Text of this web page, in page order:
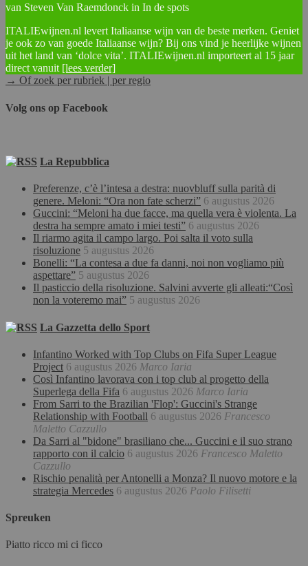
van Steven Van Raemdonck in In de spots
ITALIEwijnen.nl levert Italiaanse wijn van de beste merken. Geniet
je ook zo van goede Italiaanse wijn? Bij ons vind je heerlijke wijnen
uit het land van ‘dolce vita’. ITALIEwijnen.nl importeert al 15 jaar
direct vanuit [lees verder]
→ Of zoek per rubriek | per regio
Volg ons op Facebook
La Repubblica
Preferenze, c’è l’intesa a destra: nuovbluff sulla parità di
genere. Meloni: “Ora non fate scherzi” 6 augustus 2026
Guccini: “Meloni ha due facce, ma quella vera è violenta. La
destra ha sempre amato i miei testi” 6 augustus 2026
Il riarmo agita il campo largo. Poi salta il voto sulla
risoluzione 5 augustus 2026
Bonelli: “La contesa a due fa danni, noi non vogliamo più
aspettare” 5 augustus 2026
Il pasticcio della risoluzione. Salvini avverte gli alleati:“Così
non la voteremo mai” 5 augustus 2026
La Gazzetta dello Sport
Infantino Worked with Top Clubs on Fifa Super League
Project 6 augustus 2026 Marco Iaria
Così Infantino lavorava con i top club al progetto della
Superlega della Fifa 6 augustus 2026 Marco Iaria
From Sarri to the Brazilian 'Flop': Guccini's Strange
Relationship with Football 6 augustus 2026 Francesco
Maletto Cazzullo
Da Sarri al "bidone" brasiliano che... Guccini e il suo strano
rapporto con il calcio 6 augustus 2026 Francesco Maletto
Cazzullo
Rischio penalità per Antonelli a Monza? Il nuovo motore e la
strategia Mercedes 6 augustus 2026 Paolo Filisetti
Spreuken
Piatto ricco mi ci ficco